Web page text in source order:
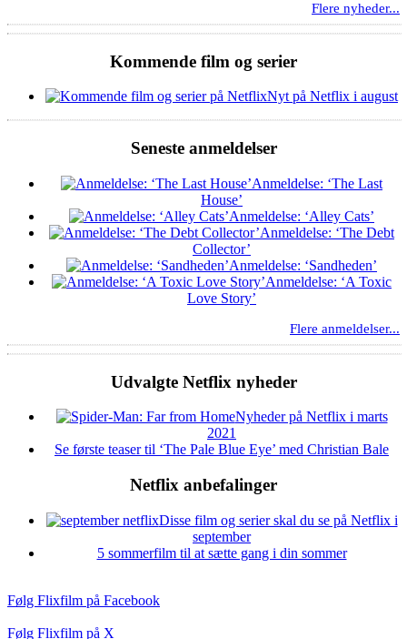
Flere nyheder...
Kommende film og serier
Nyt på Netflix i august
Seneste anmeldelser
Anmeldelse: ‘The Last
House’
Anmeldelse: ‘Alley Cats’
Anmeldelse: ‘The Debt
Collector’
Anmeldelse: ‘Sandheden’
Anmeldelse: ‘A Toxic
Love Story’
Flere anmeldelser...
Udvalgte Netflix nyheder
Nyheder på Netflix i marts
2021
Se første teaser til ‘The Pale Blue Eye’ med Christian Bale
Netflix anbefalinger
Disse film og serier skal du se på Netflix i
september
5 sommerfilm til at sætte gang i din sommer
Følg Flixfilm på Facebook
Følg Flixfilm på X